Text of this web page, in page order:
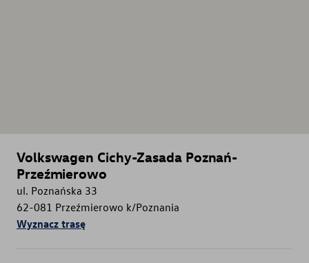
Volkswagen Cichy-Zasada Poznań-
Przeźmierowo
ul. Poznańska 33
62-081 Przeźmierowo k/Poznania
Wyznacz trasę